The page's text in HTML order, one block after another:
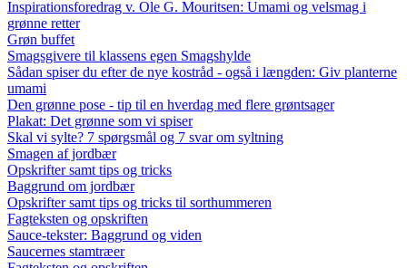
Inspirationsforedrag v. Ole G. Mouritsen: Umami og velsmag i
grønne retter
Grøn buffet
Smagsgivere til klassens egen Smagshylde
Sådan spiser du efter de nye kostråd - også i længden: Giv planterne
umami
Den grønne pose - tip til en hverdag med flere grøntsager
Plakat: Det grønne som vi spiser
Skal vi sylte? 7 spørgsmål og 7 svar om syltning
Smagen af jordbær
Opskrifter samt tips og tricks
Baggrund om jordbær
Opskrifter samt tips og tricks til sorthummeren
Fagteksten og opskriften
Sauce-tekster: Baggrund og viden
Saucernes stamtræer